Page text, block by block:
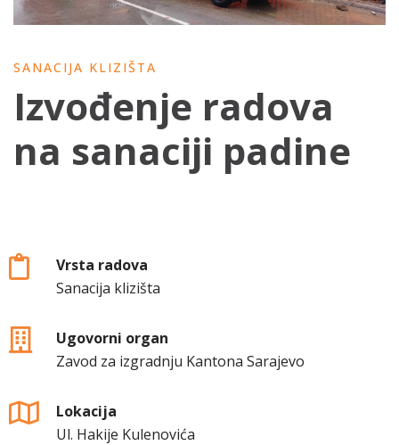
SANACIJA KLIZIŠTA
Izvođenje radova
na sanaciji padine
Vrsta radova
Sanacija klizišta
Ugovorni organ
Zavod za izgradnju Kantona Sarajevo
Lokacija
Ul. Hakije Kulenovića